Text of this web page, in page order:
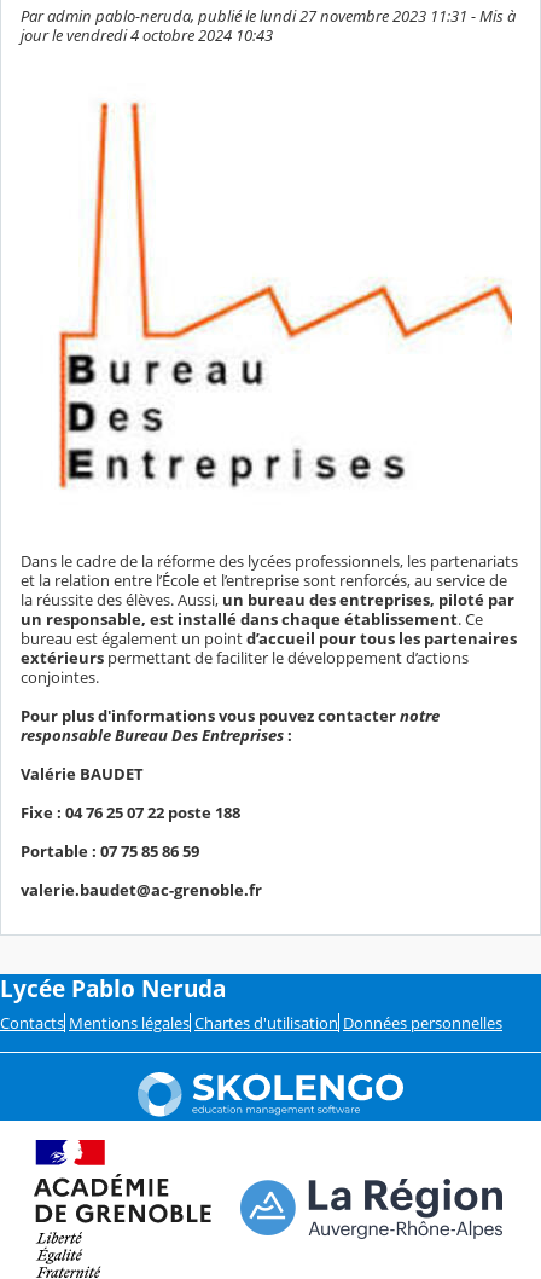
Par admin pablo-neruda, publié le lundi 27 novembre 2023 11:31 - Mis à
jour le vendredi 4 octobre 2024 10:43
Dans le cadre de la réforme des lycées professionnels, les partenariats
et la relation entre l’École et l’entreprise sont renforcés, au service de
la réussite des élèves. Aussi, un bureau des entreprises, piloté par
un responsable, est installé dans chaque établissement. Ce
bureau est également un pointd’accueil pour tous les partenaires
extérieurs permettant de faciliter le développement d’actions
conjointes.
Pour plus d'informations vous pouvez contacternotre
responsable Bureau Des Entreprises:
Valérie BAUDET
Fixe : 04 76 25 07 22 poste 188
Portable : 07 75 85 86 59
valerie.baudet@ac-grenoble.fr
Lycée Pablo Neruda
Contacts Mentions légales Chartes d'utilisation Données personnelles